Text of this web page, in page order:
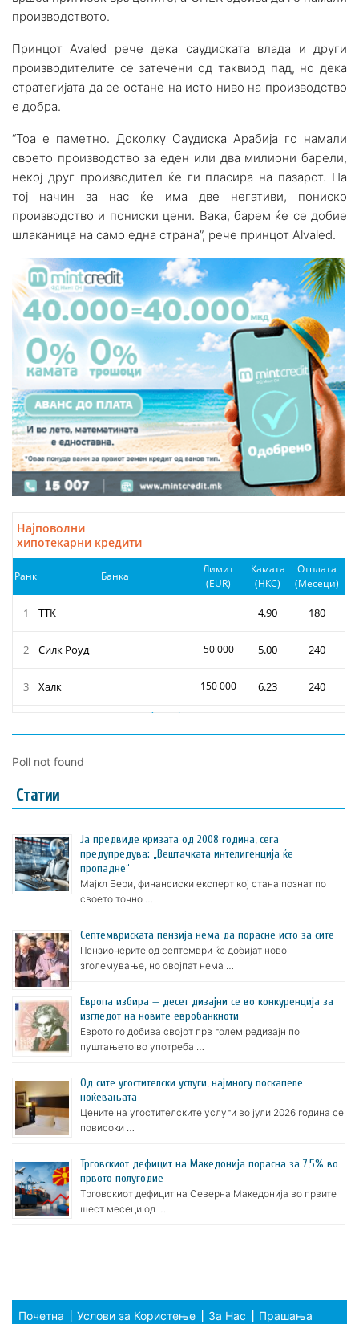
производството.
Принцот Avaled рече дека саудиската влада и други
производителите се затечени од таквиод пад, но дека
стратегијата да се остане на исто ниво на производство
е добра.
“Тоа е паметно. Доколку Саудиска Арабија го намали
своето производство за еден или два милиони барели,
некој друг производител ќе ги пласира на пазарот. На
тој начин за нас ќе има две негативи, пониско
производство и пониски цени. Вака, барем ќе се добие
шлаканица на само една страна”, рече принцот Alvaled.
Poll not found
Статии
Ја предвиде кризата од 2008 година, сега
предупредува: „Вештачката интелигенција ќе
пропадне“
Мајкл Бери, финансиски експерт кој стана познат по
своето точно …
Септемвриската пензија нема да порасне исто за сите
Пензионерите од септември ќе добијат ново
зголемување, но овојпат нема …
Европа избира — десет дизајни се во конкуренција за
изгледот на новите евробанкноти
Еврото го добива својот прв голем редизајн по
пуштањето во употреба …
Oд сите угостителски услуги, најмногу поскапеле
ноќевањата
Цените на угостителските услуги во јули 2026 година се
повисоки …
Трговскиот дефицит на Македонија порасна за 7,5% во
првото полугодие
Трговскиот дефицит на Северна Македонија во првите
шест месеци од …
Почетна Услови за Користење За Нас Прашања